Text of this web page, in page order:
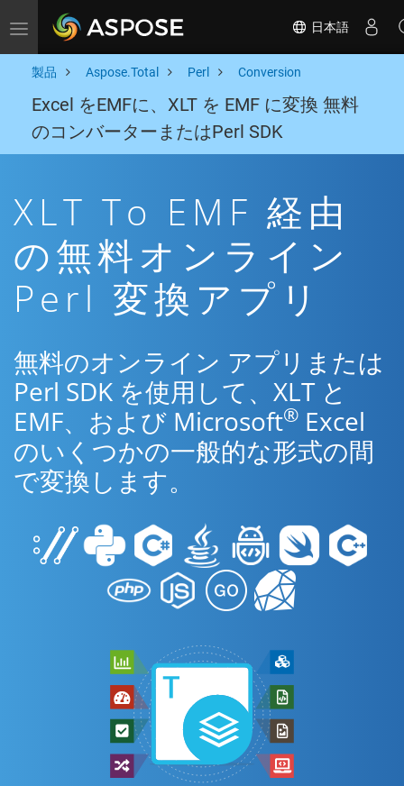
Toggle navigation 日本語
製品 Aspose.Total Perl Conversion
Excel をEMFに、XLT を EMF に変換 無料
のコンバーターまたはPerl SDK
XLT To EMF 経由
の無料オンライン
Perl 変換アプリ
無料のオンライン アプリまたは
Perl SDK を使用して、XLT と
EMF、および Microsoft® Excel
のいくつかの一般的な形式の間
で変換します。